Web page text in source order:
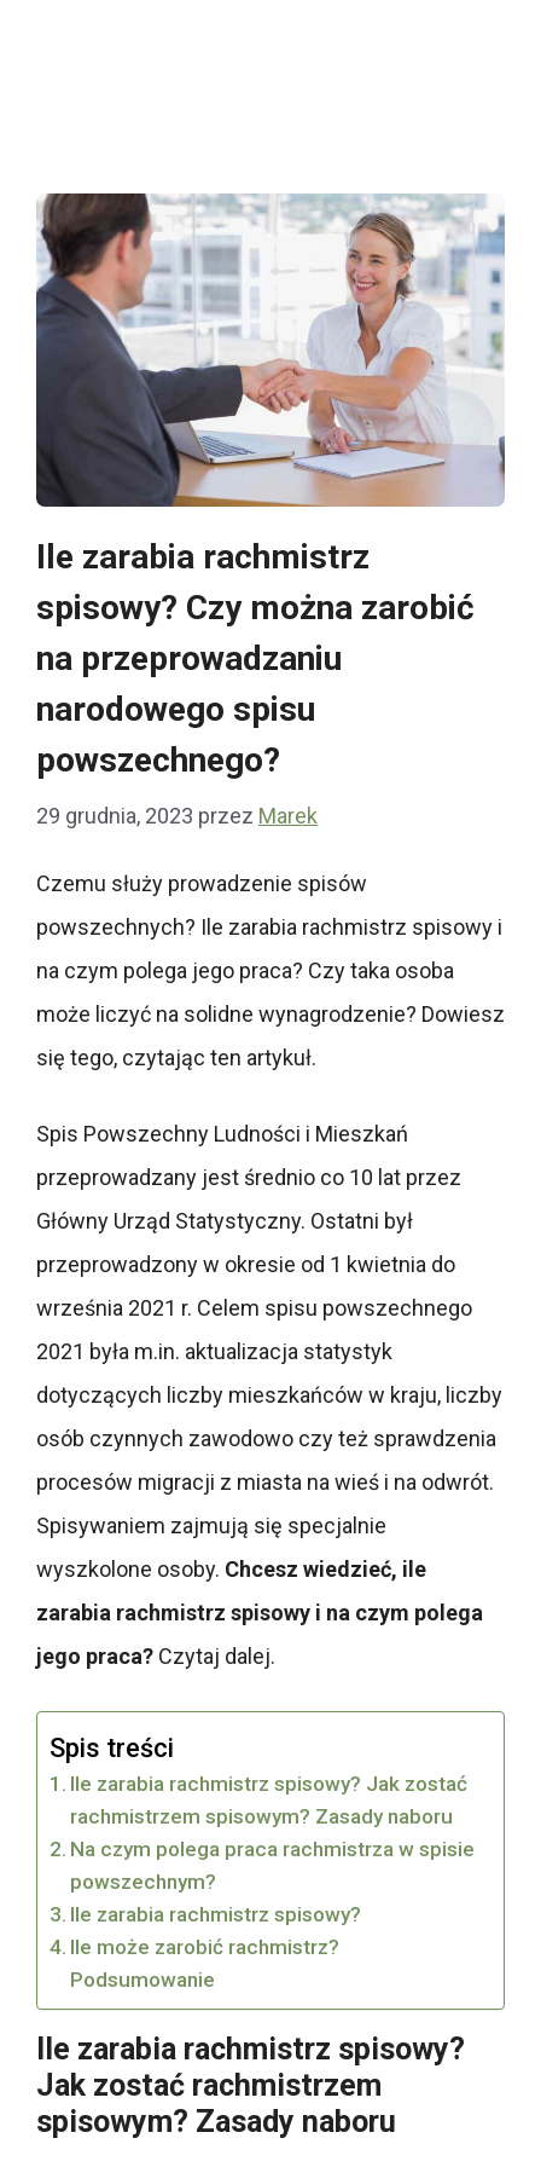
Ile zarabia rachmistrz
spisowy? Czy można zarobić
na przeprowadzaniu
narodowego spisu
powszechnego?
29 grudnia, 2023 przez Marek
Czemu służy prowadzenie spisów
powszechnych? Ile zarabia rachmistrz spisowy i
na czym polega jego praca? Czy taka osoba
może liczyć na solidne wynagrodzenie? Dowiesz
się tego, czytając ten artykuł.
Spis Powszechny Ludności i Mieszkań
przeprowadzany jest średnio co 10 lat przez
Główny Urząd Statystyczny. Ostatni był
przeprowadzony w okresie od 1 kwietnia do
września 2021 r. Celem spisu powszechnego
2021 była m.in. aktualizacja statystyk
dotyczących liczby mieszkańców w kraju, liczby
osób czynnych zawodowo czy też sprawdzenia
procesów migracji z miasta na wieś i na odwrót.
Spisywaniem zajmują się specjalnie
wyszkolone osoby. Chcesz wiedzieć, ile
zarabia rachmistrz spisowy i na czym polega
jego praca? Czytaj dalej.
Spis treści
Ile zarabia rachmistrz spisowy? Jak zostać
rachmistrzem spisowym? Zasady naboru
Na czym polega praca rachmistrza w spisie
powszechnym?
Ile zarabia rachmistrz spisowy?
Ile może zarobić rachmistrz?
Podsumowanie
Ile zarabia rachmistrz spisowy?
Jak zostać rachmistrzem
spisowym? Zasady naboru